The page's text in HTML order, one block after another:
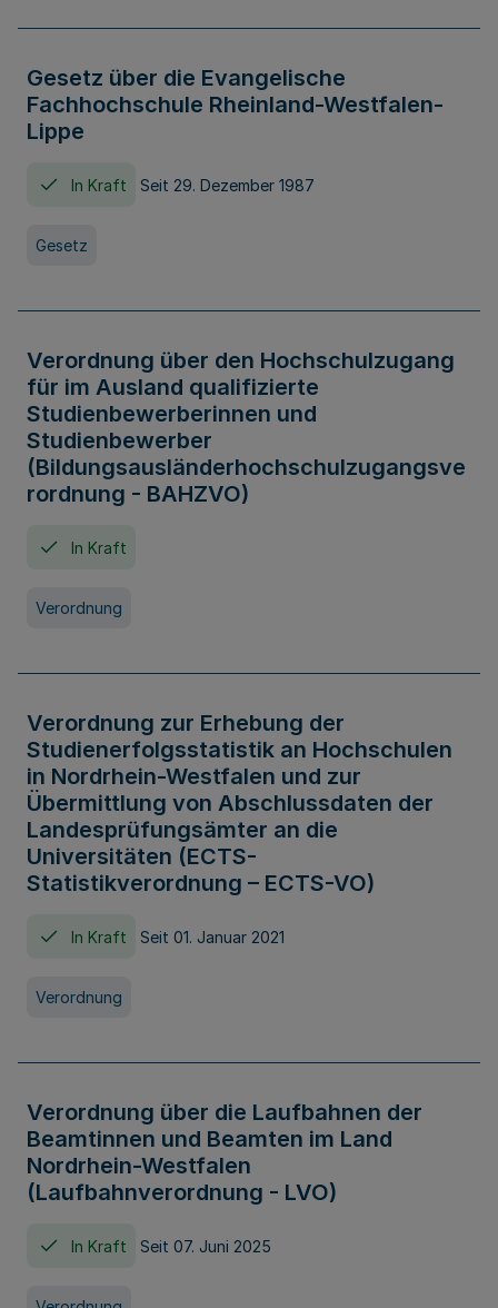
Gesetz über die Evangelische
Fachhochschule Rheinland-Westfalen-
Lippe
In Kraft Seit 29. Dezember 1987
Gesetz
Verordnung über den Hochschulzugang
für im Ausland qualifizierte
Studienbewerberinnen und
Studienbewerber
(Bildungsausländerhochschulzugangsve
rordnung - BAHZVO)
In Kraft
Verordnung
Verordnung zur Erhebung der
Studienerfolgsstatistik an Hochschulen
in Nordrhein-Westfalen und zur
Übermittlung von Abschlussdaten der
Landesprüfungsämter an die
Universitäten (ECTS-
Statistikverordnung – ECTS-VO)
In Kraft Seit 01. Januar 2021
Verordnung
Verordnung über die Laufbahnen der
Beamtinnen und Beamten im Land
Nordrhein-Westfalen
(Laufbahnverordnung - LVO)
In Kraft Seit 07. Juni 2025